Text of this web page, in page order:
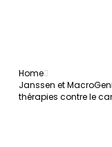
Home
Janssen et
thérapies contre le